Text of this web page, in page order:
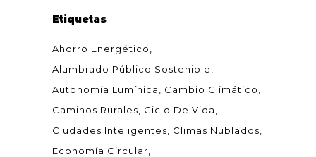
Etiquetas
Ahorro Energético
Alumbrado Público Sostenible
Autonomía Lumínica
Cambio Climático
Caminos Rurales
Ciclo De Vida
Ciudades Inteligentes
Climas Nublados
Economía Circular